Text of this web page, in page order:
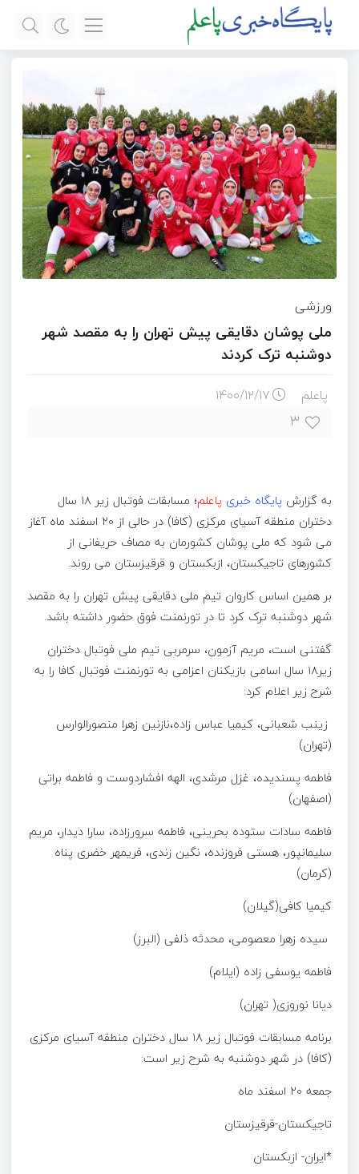
ورزشی
ملی پوشان دقایقی پیش تهران را به مقصد شهر
دوشنبه ترک کردند
پاعلم ۱۴۰۰/۱۲/۱۷
۳
به گزارش پایگاه خبری پاعلم
؛ مسابقات فوتبال زیر ۱۸ سال
دختران منطقه آسیای مرکزی (کافا) در حالی از ۲۰ اسفند ماه آغاز
می شود که ملی پوشان کشورمان به مصاف حریفانی از
کشورهای تاجیکستان، ازبکستان و قرقیزستان می روند.
بر همین اساس کاروان تیم ملی دقایقی پیش تهران را به مقصد
شهر دوشنبه ترک کرد تا در تورنمنت فوق حضور داشته باشد.
گفتنی است، مریم آزمون، سرمربی تیم ملی فوتبال دختران
زیر۱۸ سال اسامی بازیکنان اعزامی به تورنمنت فوتبال کافا را به
شرح زیر اعلام کرد:
زینب شعبانی، کیمیا عباس زاده،نازنین زهرا منصورالوارس
(تهران)
فاطمه پسندیده، غزل مرشدی، الهه افشاردوست و فاطمه براتی
(اصفهان)
فاطمه سادات ستوده بحرینی، فاطمه سرورزاده، سارا دیدار، مریم
سلیمانپور، هستی فروزنده، نگین زندی، فریمهر خضری پناه
(کرمان)
کیمیا کافی(گیلان)
سیده زهرا معصومی، محدثه ذلفی (البرز)
فاطمه یوسفی زاده (ایلام)
دیانا نوروزی( تهران)
برنامه مسابقات فوتبال زیر ۱۸ سال دختران منطقه آسیای مرکزی
(کافا) در شهر دوشنبه به شرح زیر است:
جمعه ۲۰ اسفند ماه
تاجیکستان-قرقیزستان
*ایران- ازبکستان